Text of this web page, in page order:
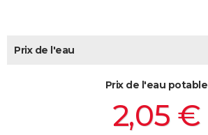
Carte de Noël
Carte Bonne année
Carte Saint-Valentin
Carte Pâques
Carte d'anniversaire
DICTIONNAIRE
Prix de l'eau
Prix de l'eau potable
2,05 €